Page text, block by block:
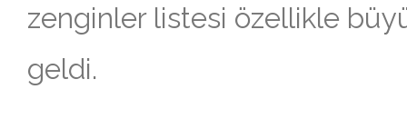
zenginler listesi özellikle
geldi.